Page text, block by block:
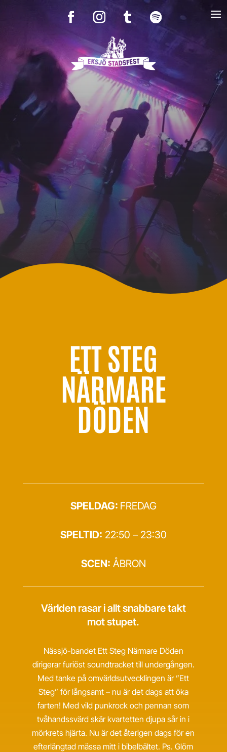
ETT STEG
NÄRMARE
DÖDEN
SPELDAG: FREDAG
SPELTID: 22:50 – 23:30
SCEN: ÅBRON
Världen rasar i allt snabbare takt
mot stupet.
Nässjö-bandet Ett Steg Närmare Döden
dirigerar furiöst soundtracket till undergången.
Med tanke på omvärldsutvecklingen är ”Ett
Steg” för långsamt – nu är det dags att öka
farten! Med vild punkrock och pennan som
tvåhandssvärd skär kvartetten djupa sår in i
mörkrets hjärta. Nu är det återigen dags för en
efterlängtad mässa mitt i bibelbältet. Ps. Glöm